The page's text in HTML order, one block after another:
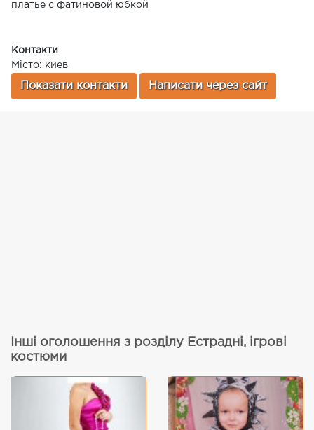
платье с фатиновой юбкой
Контакти
Місто: киев
Показати контакти Написати через сайт
Інші оголошення з розділу Естрадні, ігрові
костюми